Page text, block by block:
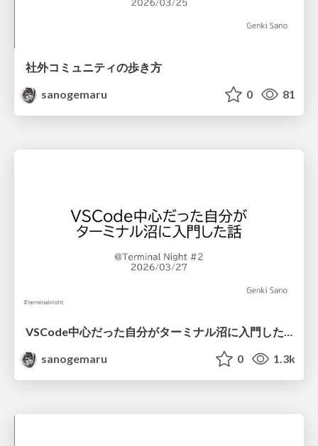
社外コミュニティの歩き方
sanogemaru
0 81
sanogemaru
0 1.3k